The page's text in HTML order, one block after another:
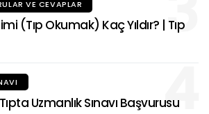
VE CEVAPLAR
(Tıp Okumak) Kaç Yıldır? | Tıp
4
Uzmanlık Sınavı Başvurusu